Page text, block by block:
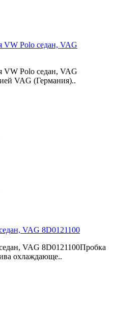
VW Polo седан, VAG
VW Polo седан, VAG
VAG (Германия)..
VAG 8D0121100
VAG 8D0121100Пробка
охлаждающе..